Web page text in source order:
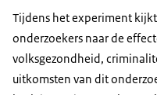
Tijdens het experiment
onderzoekers naar de
volksgezondheid,
uitkomsten van dit